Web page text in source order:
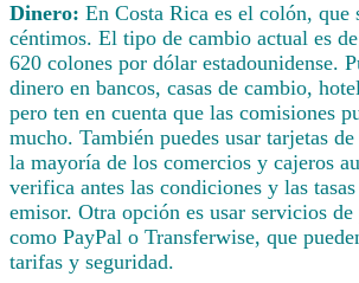
Dinero: En Costa Rica es el colón, que
céntimos. El tipo de cambio actual es
620 colones por dólar estadounidense.
dinero en bancos, casas de cambio,
pero ten en cuenta que las comisiones
mucho. También puedes usar tarjetas
la mayoría de los comercios y cajeros
verifica antes las condiciones y las
emisor. Otra opción es usar servicios
como PayPal o Transferwise, que
tarifas y seguridad.